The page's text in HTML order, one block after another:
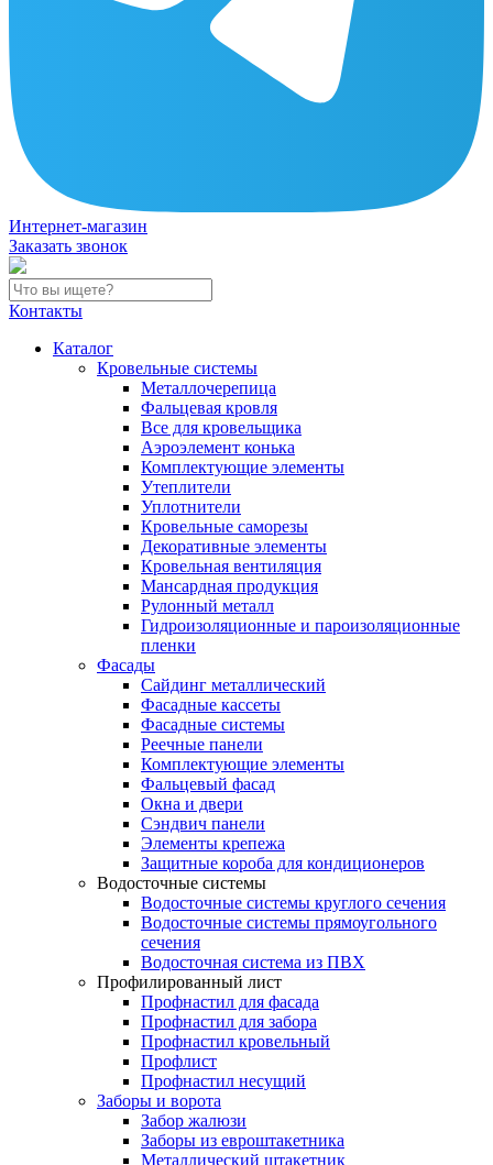
Интернет-магазин
Заказать звонок
Контакты
Каталог
Кровельные системы
Металлочерепица
Фальцевая кровля
Все для кровельщика
Аэроэлемент конька
Комплектующие элементы
Утеплители
Уплотнители
Кровельные саморезы
Декоративные элементы
Кровельная вентиляция
Мансардная продукция
Рулонный металл
Гидроизоляционные и пароизоляционные
пленки
Фасады
Сайдинг металлический
Фасадные кассеты
Фасадные системы
Реечные панели
Комплектующие элементы
Фальцевый фасад
Окна и двери
Сэндвич панели
Элементы крепежа
Защитные короба для кондиционеров
Водосточные системы
Водосточные системы круглого сечения
Водосточные системы прямоугольного
сечения
Водосточная система из ПВХ
Профилированный лист
Профнастил для фасада
Профнастил для забора
Профнастил кровельный
Профлист
Профнастил несущий
Заборы и ворота
Забор жалюзи
Заборы из евроштакетника
Металлический штакетник